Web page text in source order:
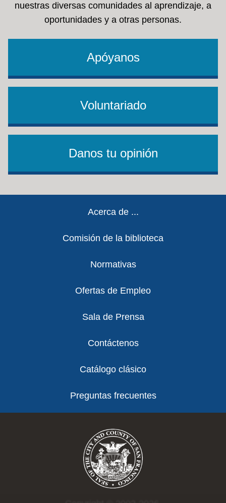
nuestras diversas comunidades al aprendizaje, a
oportunidades y a otras personas.
Apóyanos
Voluntariado
Danos tu opinión
Acerca de ...
Comisión de la biblioteca
Normativas
Ofertas de Empleo
Sala de Prensa
Contáctenos
Catálogo clásico
Preguntas frecuentes